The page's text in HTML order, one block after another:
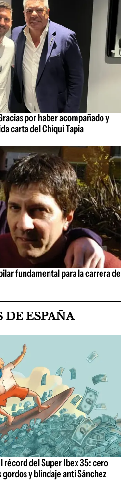
por haber acompañado y
carta del Chiqui Tapia
fundamental para la carrera de
ESPAÑA
récord del Super Ibex 35: cero
y blindaje anti Sánchez